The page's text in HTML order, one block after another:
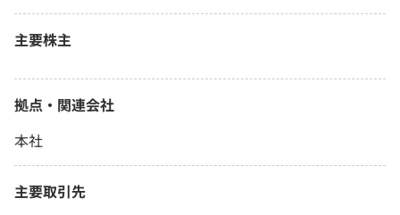
主要株主
拠点・関連会社
本社
主要取引先